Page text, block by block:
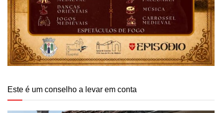
Este é um conselho a levar em conta